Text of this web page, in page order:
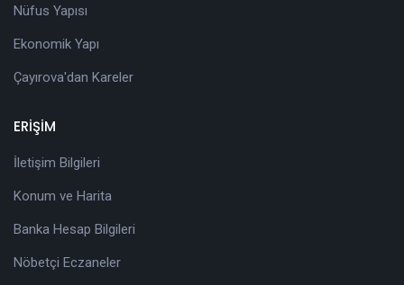
Nüfus Yapısı
Ekonomik Yapı
Çayırova'dan Kareler
ERİŞİM
İletişim Bilgileri
Konum ve Harita
Banka Hesap Bilgileri
Nöbetçi Eczaneler